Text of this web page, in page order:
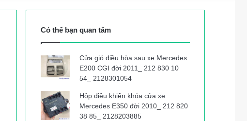
Có thể bạn quan tâm
Cửa gió điều hòa sau xe Mercedes
E200 CGI đời 2011_ 212 830 10
54_ 2128301054
Hộp điều khiển khóa cửa xe
Mercedes E350 đời 2010_ 212 820
38 85_ 2128203885